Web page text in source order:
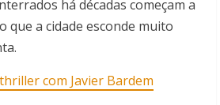
há décadas começam a
que a cidade esconde muito
com Javier Bardem